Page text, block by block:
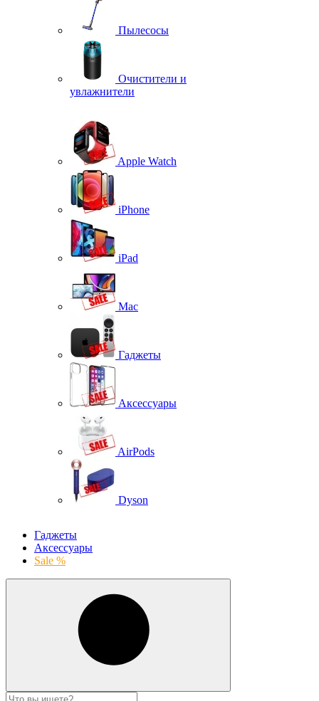
Пылесосы
Очистители и
увлажнители
Apple Watch
iPhone
iPad
Mac
Гаджеты
Аксессуары
AirPods
Dyson
Гаджеты
Аксессуары
Sale %